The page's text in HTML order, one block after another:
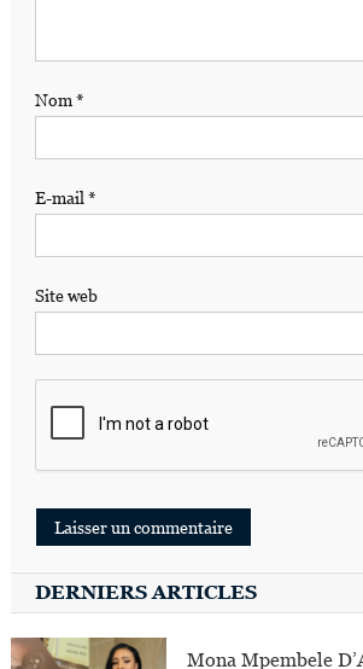
Nom*
E-mail *
Site web
DERNIERS ARTICLES
Mona Mpembele